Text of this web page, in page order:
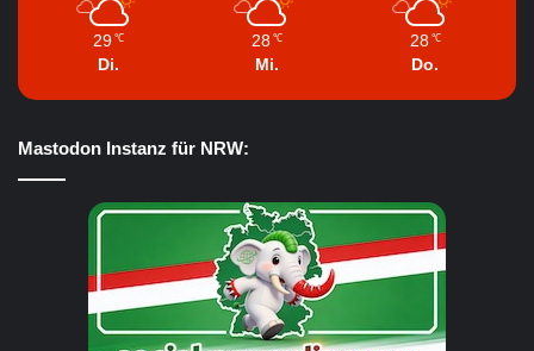
29 ℃
Di.
28 ℃
Mi.
28 ℃
Do.
Mastodon Instanz für NRW: